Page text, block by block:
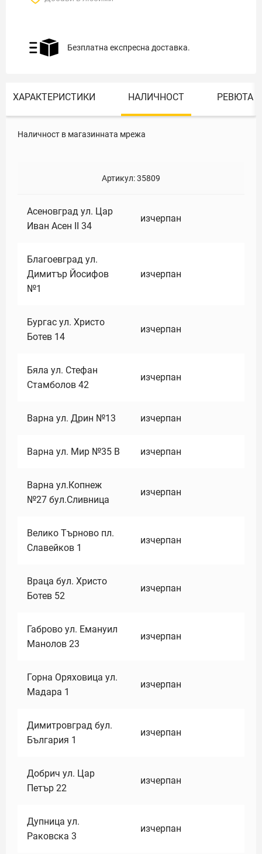
Безплатна експресна доставка.
ХАРАКТЕРИСТИКИ НАЛИЧНОСТ РЕВЮТА
Наличност в магазинната мрежа
Артикул:35809
Асеновград ул. Цар
Иван Асен II 34
изчерпан
Благоевград ул.
Димитър Йосифов
№1
изчерпан
Бургас ул. Христо
Ботев 14
изчерпан
Бяла ул. Стефан
Стамболов 42
изчерпан
Варна ул. Дрин №13 изчерпан
Варна ул. Мир №35 В изчерпан
Варна ул.Копнеж
№27 бул.Сливница
изчерпан
Велико Търново пл.
Славейков 1
изчерпан
Враца бул. Христо
Ботев 52
изчерпан
Габрово ул. Емануил
Манолов 23
изчерпан
Горна Оряховица ул.
Мадара 1
изчерпан
Димитровград бул.
България 1
изчерпан
Добрич ул. Цар
Петър 22
изчерпан
Дупница ул.
Раковска 3
изчерпан